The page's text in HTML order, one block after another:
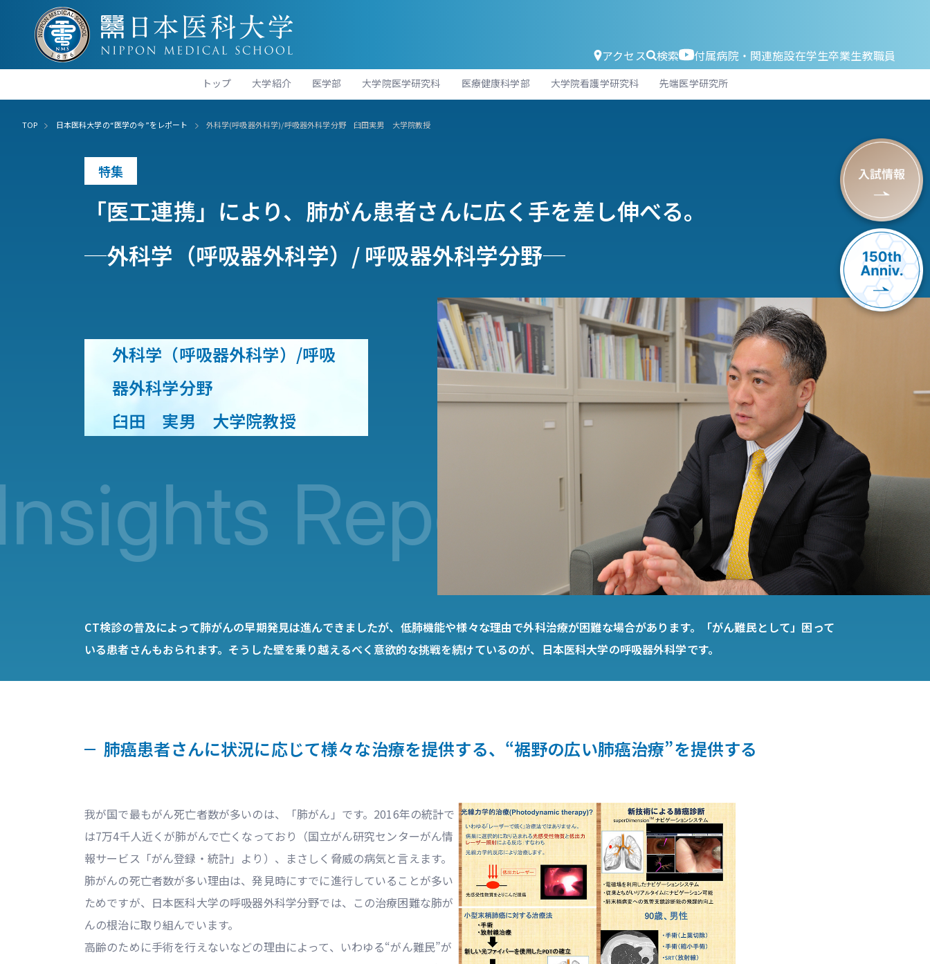
アクセス 検索 付属病院・関連施設在学生卒業生教職員
トップ 大学紹介 医学部 大学院医学研究科 医療健康科学部 大学院看護学研究科 先端医学研究所
TOP 日本医科大学の“医学の今”をレポート 外科学(呼吸器外科学)/呼吸器外科学分野 臼田実男 大学院教授
特集
「医工連携」により、肺がん患者さんに広く手を差し伸べる。
─外科学（呼吸器外科学）/ 呼吸器外科学分野─
外科学（呼吸器外科学）/呼吸
器外科学分野
臼田 実男 大学院教授
CT検診の普及によって肺がんの早期発見は進んできましたが、低肺機能や様々な理由で外科治療が困難な場合があります。「がん難民として」困って
いる患者さんもおられます。そうした壁を乗り越えるべく意欲的な挑戦を続けているのが、日本医科大学の呼吸器外科学です。
Report NMS
肺癌患者さんに状況に応じて様々な治療を提供する、“裾野の広い肺癌治療”を提供する
我が国で最もがん死亡者数が多いのは、「肺がん」です。2016年の統計で
は7万4千人近くが肺がんで亡くなっており（国立がん研究センターがん情
報サービス「がん登録・統計」より）、まさしく脅威の病気と言えます。
肺がんの死亡者数が多い理由は、発見時にすでに進行していることが多い
ためですが、日本医科大学の呼吸器外科学分野では、この治療困難な肺が
んの根治に取り組んでいます。
高齢のために手術を行えないなどの理由によって、いわゆる“がん難民”が